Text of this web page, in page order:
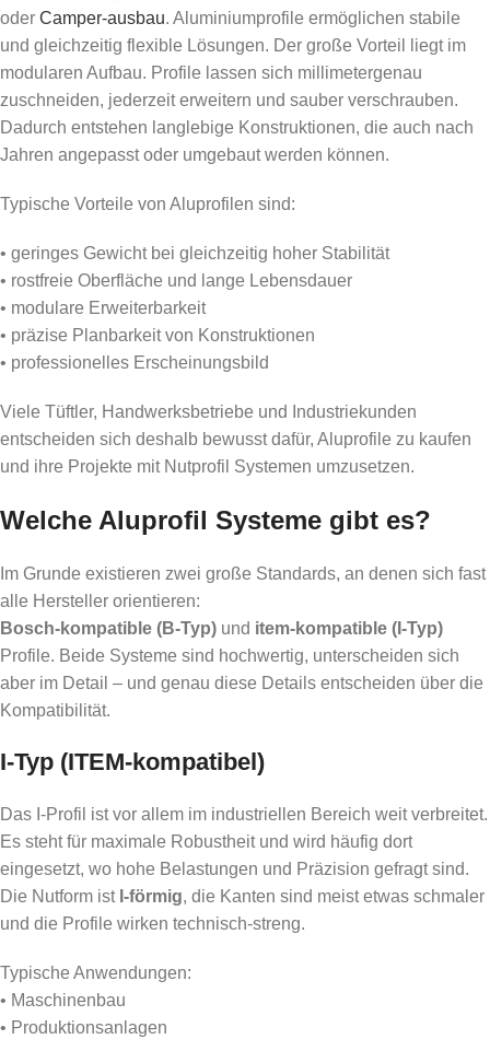
oder Camper-ausbau. Aluminiumprofile ermöglichen stabile
und gleichzeitig flexible Lösungen. Der große Vorteil liegt im
modularen Aufbau. Profile lassen sich millimetergenau
zuschneiden, jederzeit erweitern und sauber verschrauben.
Dadurch entstehen langlebige Konstruktionen, die auch nach
Jahren angepasst oder umgebaut werden können.
Typische Vorteile von Aluprofilen sind:
• geringes Gewicht bei gleichzeitig hoher Stabilität
• rostfreie Oberfläche und lange Lebensdauer
• modulare Erweiterbarkeit
• präzise Planbarkeit von Konstruktionen
• professionelles Erscheinungsbild
Viele Tüftler, Handwerksbetriebe und Industriekunden
entscheiden sich deshalb bewusst dafür, Aluprofile zu kaufen
und ihre Projekte mit Nutprofil Systemen umzusetzen.
Welche Aluprofil Systeme gibt es?
Im Grunde existieren zwei große Standards, an denen sich fast
alle Hersteller orientieren:
Bosch-kompatible (B-Typ) und item-kompatible (I-Typ)
Profile. Beide Systeme sind hochwertig, unterscheiden sich
aber im Detail – und genau diese Details entscheiden über die
Kompatibilität.
I-Typ (ITEM-kompatibel)
Das I-Profil ist vor allem im industriellen Bereich weit verbreitet.
Es steht für maximale Robustheit und wird häufig dort
eingesetzt, wo hohe Belastungen und Präzision gefragt sind.
Die Nutform ist I-förmig, die Kanten sind meist etwas schmaler
und die Profile wirken technisch-streng.
Typische Anwendungen:
• Maschinenbau
• Produktionsanlagen